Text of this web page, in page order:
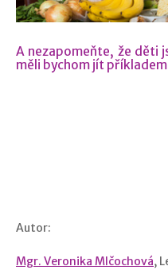
A nezapomeňte, že děti
měli bychom jít
Autor:
Mgr. Veronika Mlčochová,